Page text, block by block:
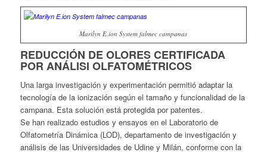
Marilyn E.ion System falmec campanas
REDUCCIÓN DE OLORES CERTIFICADA
POR ANÁLISI OLFATOMÉTRICOS
Una larga investigación y experimentación permitió adaptar la
tecnología de la ionización según el tamaño y funcionalidad de la
campana. Esta solución está protegida por patentes.
Se han realizado estudios y ensayos en el Laboratorio de
Olfatometría Dinámica (LOD), departamento de investigación y
análisis de las Universidades de Udine y Milán, conforme con la